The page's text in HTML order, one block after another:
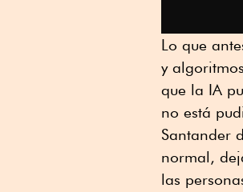
Lo que
y
que la IA
no está
Santander
normal,
las